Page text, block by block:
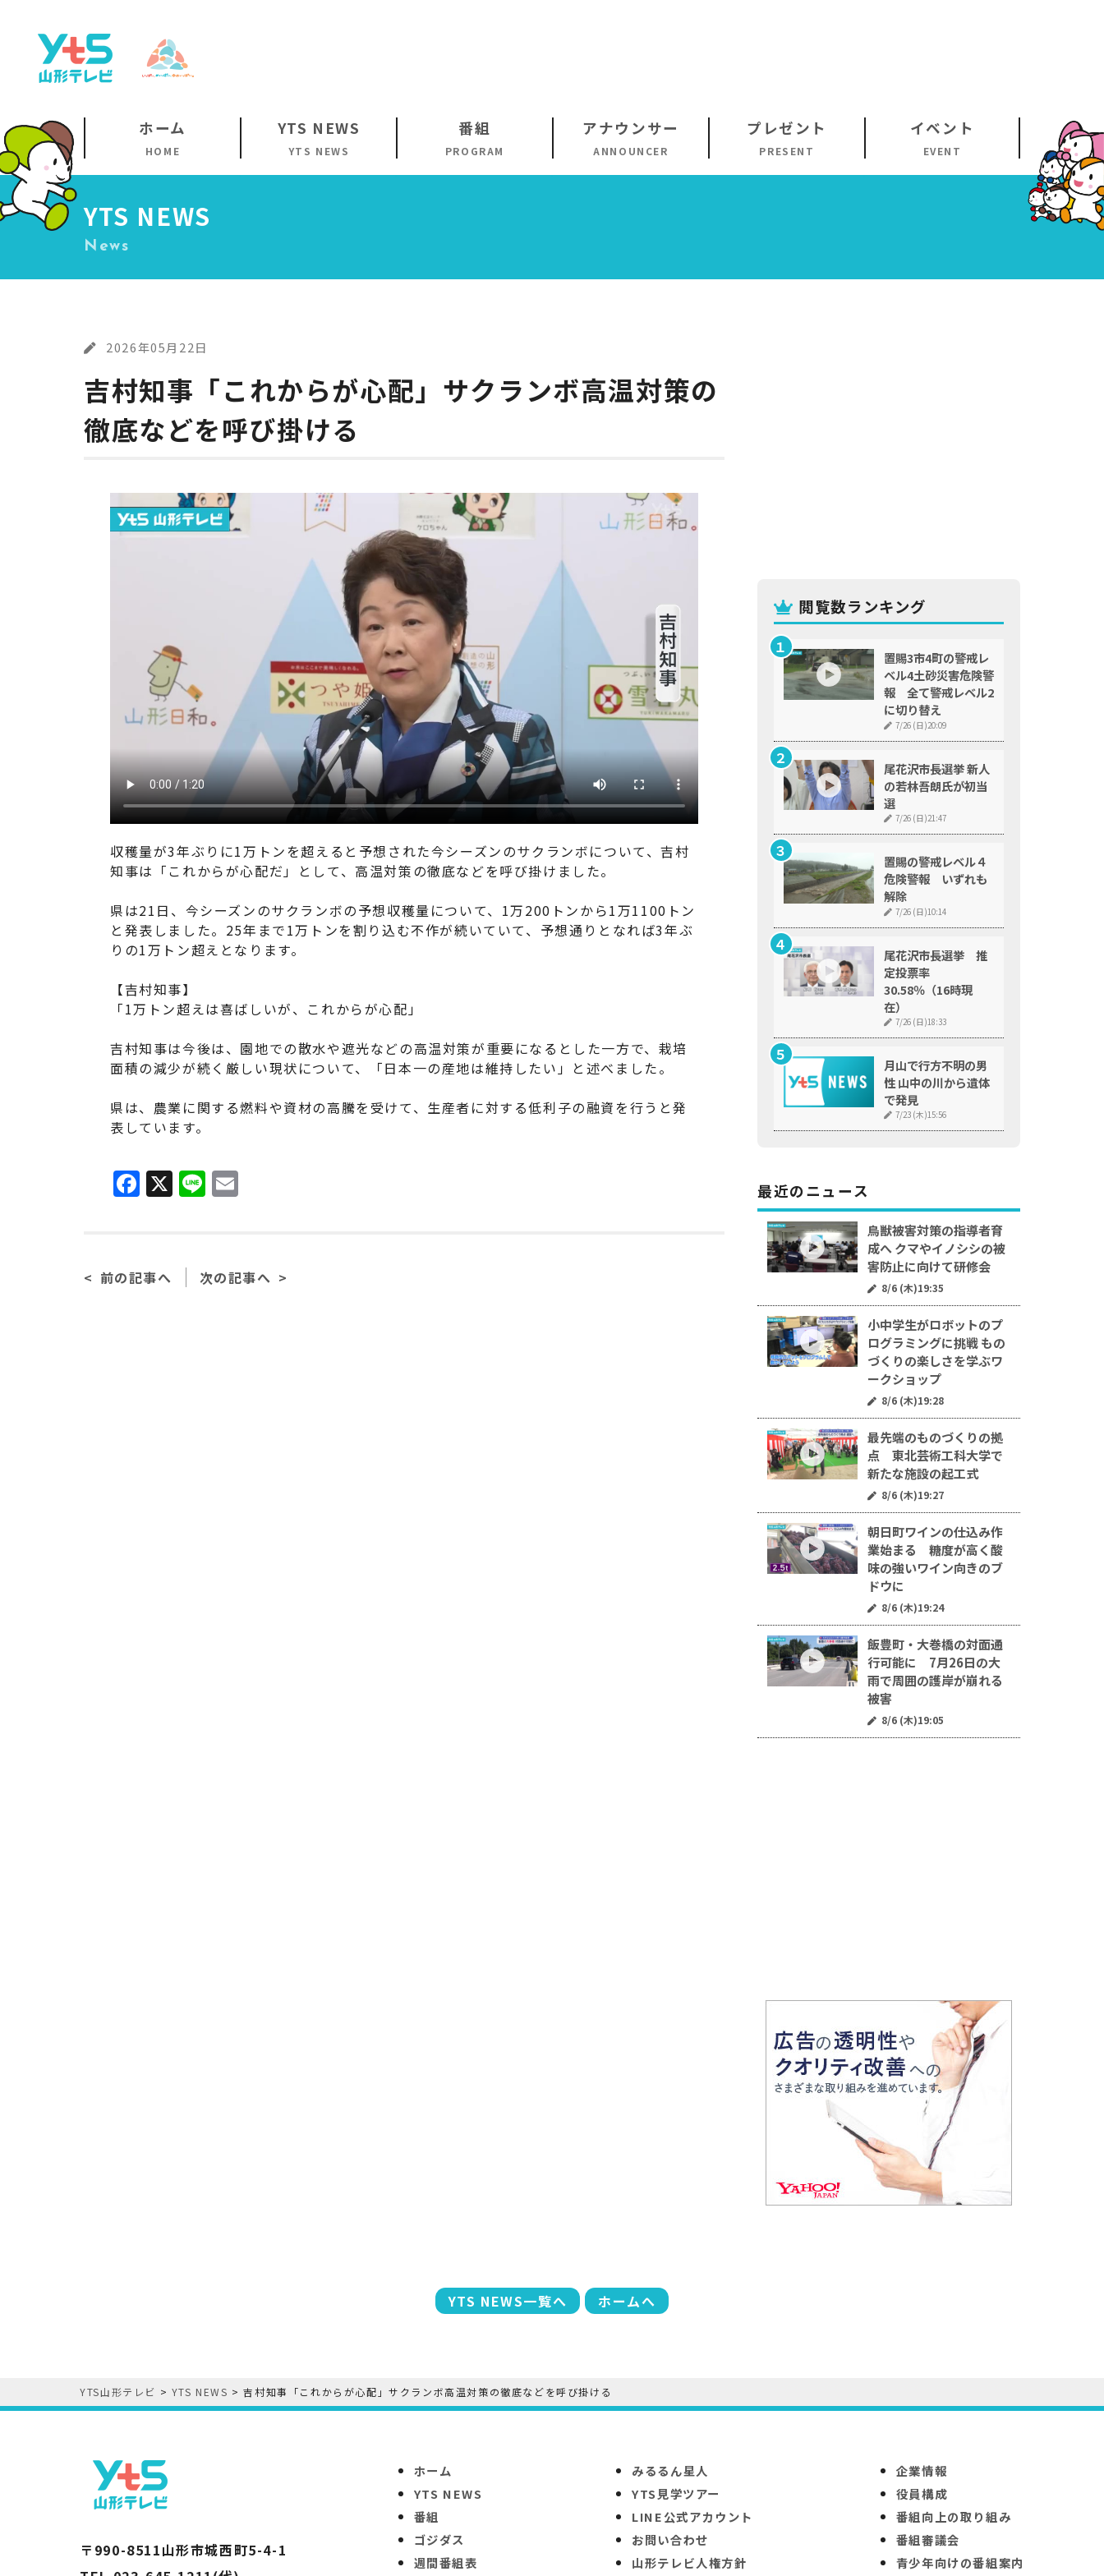
ホーム
HOME
YTS NEWS
YTS NEWS
番組
PROGRAM
アナウンサー
ANNOUNCER
プレゼント
PRESENT
イベント
EVENT
YTS NEWS
News
2026年05月22日
吉村知事「これからが心配」サクランボ高温対策の
徹底などを呼び掛ける
収穫量が3年ぶりに1万トンを超えると予想された今シーズンのサクランボについて、吉村
知事は「これからが心配だ」として、高温対策の徹底などを呼び掛けました。
県は21日、今シーズンのサクランボの予想収穫量について、1万200トンから1万1100トン
と発表しました。25年まで1万トンを割り込む不作が続いていて、予想通りとなれば3年ぶ
りの1万トン超えとなります。
【吉村知事】
「1万トン超えは喜ばしいが、これからが心配」
吉村知事は今後は、園地での散水や遮光などの高温対策が重要になるとした一方で、栽培
面積の減少が続く厳しい現状について、「日本一の産地は維持したい」と述べました。
県は、農業に関する燃料や資材の高騰を受けて、生産者に対する低利子の融資を行うと発
表しています。
F
a
e
b
X Li
n
l
前の記事へ 次の記事へ
閲覧数ランキング
置賜3市4町の警戒レ
ベル4土砂災害危険警
報 全て警戒レベル2
に切り替え
7/26 (日)20:09
尾花沢市長選挙 新人
の若林吾朗氏が初当
選
7/26 (日)21:47
置賜の警戒レベル４
危険警報 いずれも
解除
7/26 (日)10:14
尾花沢市長選挙 推
定投票率
30.58％（16時現
在）
7/26 (日)18:33
月山で行方不明の男
性 山中の川から遺体
で発見
7/23 (木)15:56
最近のニュース
鳥獣被害対策の指導者育
成へ クマやイノシシの被
害防止に向けて研修会
8/6 (木)19:35
小中学生がロボットのプ
ログラミングに挑戦 もの
づくりの楽しさを学ぶワ
ークショップ
8/6 (木)19:28
最先端のものづくりの拠
点 東北芸術工科大学で
新たな施設の起工式
8/6 (木)19:27
朝日町ワインの仕込み作
業始まる 糖度が高く酸
味の強いワイン向きのブ
ドウに
8/6 (木)19:24
飯豊町・大巻橋の対面通
行可能に 7月26日の大
雨で周囲の護岸が崩れる
被害
8/6 (木)19:05
YTS NEWS一覧へ ホームへ
YTS山形テレビ > YTS NEWS >吉村知事「これからが心配」サクランボ高温対策の徹底などを呼び掛ける
〒990-8511山形市城西町5-4-1
ホーム
YTS NEWS
番組
ゴジダス
週間番組表
みるるん星人
YTS見学ツアー
LINE公式アカウント
お問い合わせ
山形テレビ人権方針
企業情報
役員構成
番組向上の取り組み
番組審議会
青少年向けの番組案内